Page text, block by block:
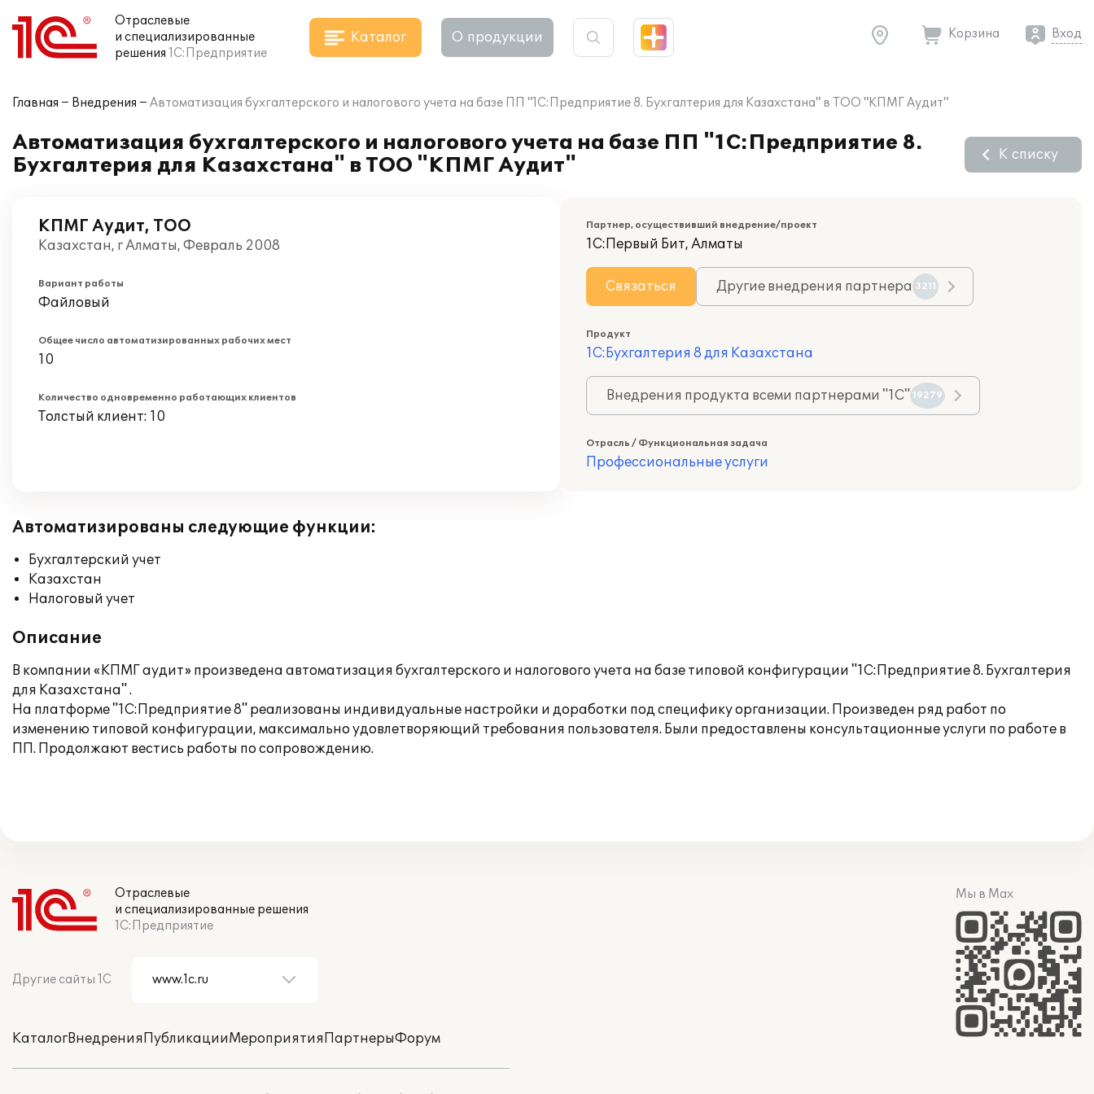
Отраслевые
и специализированные
решения 1С:Предприятие
Каталог О продукции Корзина Вход
Главная Внедрения Автоматизация бухгалтерского и налогового учета на базе ПП "1С:Предприятие 8. Бухгалтерия для Казахстана" в ТОО "КПМГ Аудит"
Автоматизация бухгалтерского и налогового учета на базе ПП "1С:Предприятие 8.
Бухгалтерия для Казахстана" в ТОО "КПМГ Аудит"
К списку
КПМГ Аудит, ТОО
Казахстан, г Алматы, Февраль 2008
Вариант работы
Файловый
Общее число автоматизированных рабочих мест
10
Количество одновременно работающих клиентов
Толстый клиент: 10
Партнер, осуществивший внедрение/проект
1С:Первый Бит, Алматы
Связаться Другие внедрения партнера 3211
Продукт
1С:Бухгалтерия 8 для Казахстана
Внедрения продукта всеми партнерами "1С" 19279
Отрасль / Функциональная задача
Профессиональные услуги
Автоматизированы следующие функции:
Бухгалтерский учет
Казахстан
Налоговый учет
Описание
В компании «КПМГ аудит» произведена автоматизация бухгалтерского и налогового учета на базе типовой конфигурации "1С:Предприятие 8. Бухгалтерия
для Казахстана" .
На платформе "1С:Предприятие 8" реализованы индивидуальные настройки и доработки под специфику организации. Произведен ряд работ по
изменению типовой конфигурации, максимально удовлетворяющий требования пользователя. Были предоставлены консультационные услуги по работе в
ПП. Продолжают вестись работы по сопровождению.
Отраслевые
и специализированные решения
1С:Предприятие
Другие сайты 1С
КаталогВнедренияПубликацииМероприятияПартнерыФорум
Мы в Max